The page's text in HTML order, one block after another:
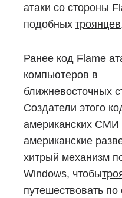
атаки со стороны
подобных троянцев
Ранее код Flame
компьютеров в
ближневосточных
Создатели этого
американских СМИ
американские
хитрый механизм
Windows, чтобы
путешествовать